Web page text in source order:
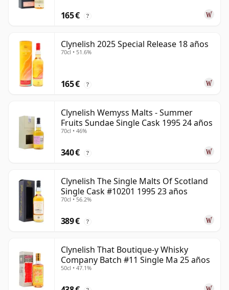
165 € ?
Clynelish 2025 Special Release 18 años
70cl • 51.6%
165 € ?
Clynelish Wemyss Malts - Summer
Fruits Sundae Single Cask 1995 24 años
70cl • 46%
340 € ?
Clynelish The Single Malts Of Scotland
Single Cask #10201 1995 23 años
70cl • 56.2%
389 € ?
Clynelish That Boutique-y Whisky
Company Batch #11 Single Ma 25 años
50cl • 47.1%